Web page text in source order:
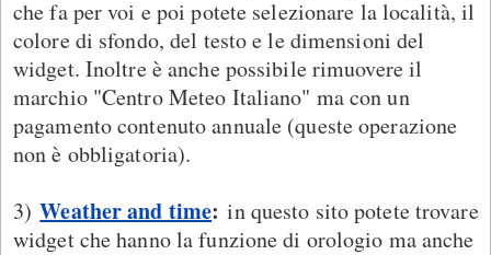
che fa per voi e poi potete selezionare la località, il
colore di sfondo, del testo e le dimensioni del
widget. Inoltre è anche possibile rimuovere il
marchio "Centro Meteo Italiano" ma con un
pagamento contenuto annuale (queste operazione
non è obbligatoria).
3) Weather and time: in questo sito potete trovare
widget che hanno la funzione di orologio ma anche